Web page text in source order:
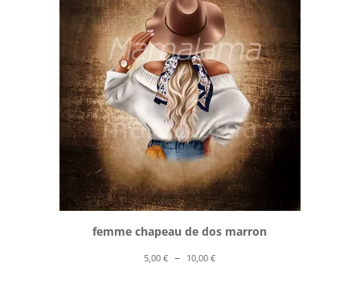
à
10,00 €
femme chapeau de dos marron
5,00€ – 10,00€Plage